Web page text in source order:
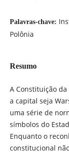
Palavras-chave:
Polônia
Resumo
A Constituição
a capital seja
uma série de
símbolos do
Enquanto o
constitucional